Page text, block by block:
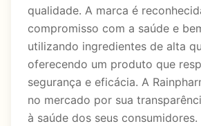
qualidade. A marca é
compromisso com a saúde e
utilizando ingredientes de alta
oferecendo um produto que
segurança e eficácia. A
no mercado por sua
à saúde dos seus consumidores.